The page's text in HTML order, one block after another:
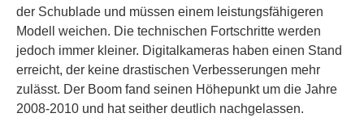
der Schublade und müssen einem leistungsfähigeren
Modell weichen. Die technischen Fortschritte werden
jedoch immer kleiner. Digitalkameras haben einen Stand
erreicht, der keine drastischen Verbesserungen mehr
zulässt. Der Boom fand seinen Höhepunkt um die Jahre
2008-2010 und hat seither deutlich nachgelassen.